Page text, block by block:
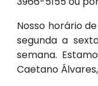
Nosso horário
segunda a
semana.
Caetano Álvares,